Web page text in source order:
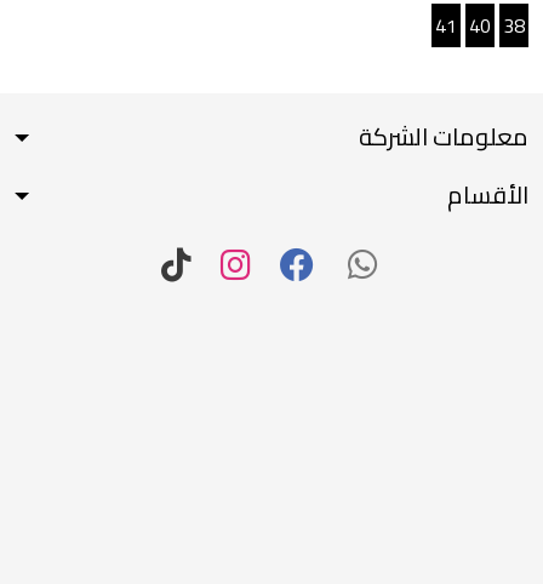
38
40
41
معلومات الشركة
الأقسام